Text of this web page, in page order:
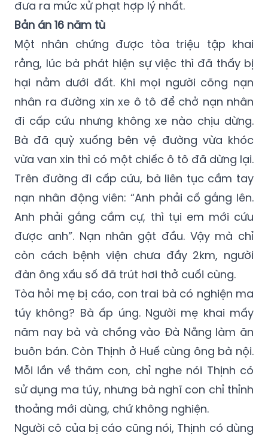
đưa ra mức xử phạt hợp lý nhất.
Bản án 16 năm tù
Một nhân chứng được tòa triệu tập khai
rằng, lúc bà phát hiện sự việc thì đã thấy bị
hại nằm dưới đất. Khi mọi người cõng nạn
nhân ra đường xin xe ô tô để chở nạn nhân
đi cấp cứu nhưng không xe nào chịu dừng.
Bà đã quỳ xuống bên vệ đường vừa khóc
vừa van xin thì có một chiếc ô tô đã dừng lại.
Trên đường đi cấp cứu, bà liên tục cầm tay
nạn nhân động viên: “Anh phải cố gắng lên.
Anh phải gắng cầm cự, thì tụi em mới cứu
được anh”. Nạn nhân gật đầu. Vậy mà chỉ
còn cách bệnh viện chưa đầy 2km, người
đàn ông xấu số đã trút hơi thở cuối cùng.
Tòa hỏi mẹ bị cáo, con trai bà có nghiện ma
túy không? Bà ấp úng. Người mẹ khai mấy
năm nay bà và chồng vào Đà Nẵng làm ăn
buôn bán. Còn Thịnh ở Huế cùng ông bà nội.
Mỗi lần về thăm con, chỉ nghe nói Thịnh có
sử dụng ma túy, nhưng bà nghĩ con chỉ thỉnh
thoảng mới dùng, chứ không nghiện.
Người cô của bị cáo cũng nói, Thịnh có dùng